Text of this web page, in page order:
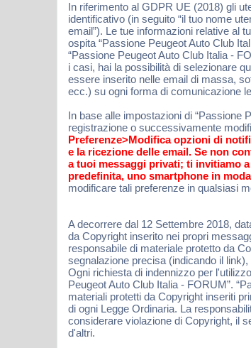
In riferimento al GDPR UE (2018) gli
identificativo (in seguito “il tuo nome
email”). Le tue informazioni relative al
ospita “Passione Peugeot Auto Club
“Passione Peugeot Auto Club Italia -
i casi, hai la possibilità di selezionare
essere inserito nelle email di massa,
ecc.) su ogni forma di comunicazione
In base alle impostazioni di “Passione
registrazione o successivamente
Preferenze>Modifica opzioni di
e la ricezione delle email. Se non
a tuoi messaggi privati; ti invitiamo
predefinita, uno smartphone in
modificare tali preferenze in qualsiasi
A decorrere dal 12 Settembre 2018,
da Copyright inserito nei propri
responsabile di materiale protetto da
segnalazione precisa (indicando il
Ogni richiesta di indennizzo per
Peugeot Auto Club Italia - FORUM”.
materiali protetti da Copyright inseriti
di ogni Legge Ordinaria. La
considerare violazione di Copyright, il
d'altri.